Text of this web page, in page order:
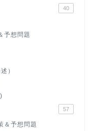
40
予想問題
）
57
＆予想問題